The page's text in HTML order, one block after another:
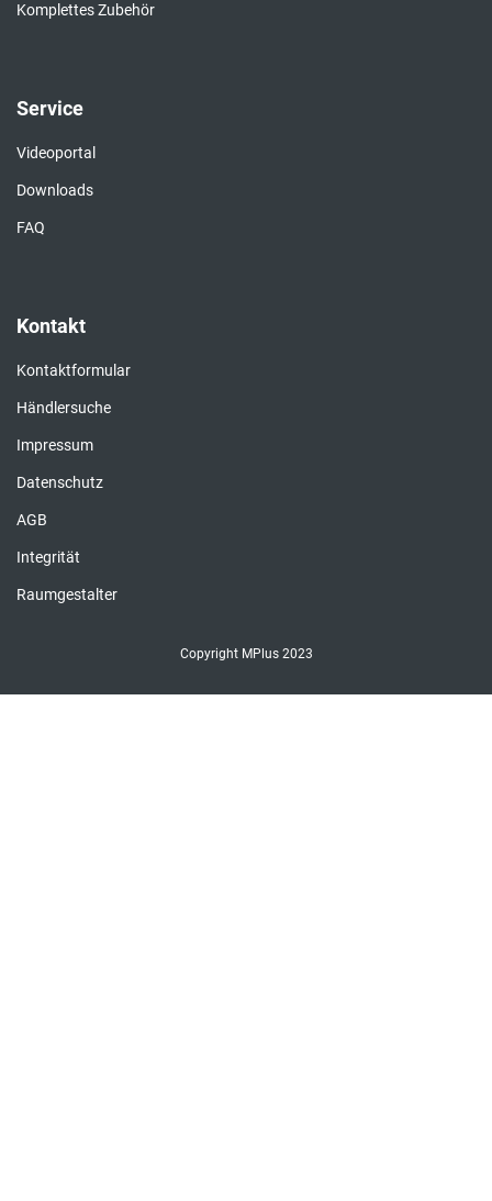
Komplettes Zubehör
Service
Videoportal
Downloads
FAQ
Kontakt
Kontaktformular
Händlersuche
Impressum
Datenschutz
AGB
Integrität
Raumgestalter
Copyright MPlus 2023